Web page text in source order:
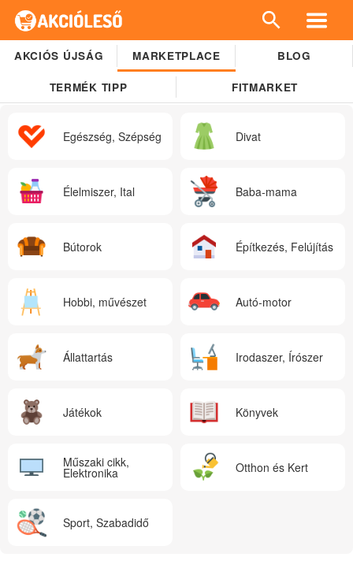
AKCIÓS ÚJSÁG MARKETPLACE BLOG
TERMÉK TIPP FITMARKET
Egészség, Szépség Divat
Élelmiszer, Ital Baba-mama
Bútorok Építkezés, Felújítás
Hobbi, művészet Autó-motor
Állattartás Irodaszer, Írószer
Játékok Könyvek
Műszaki cikk,
Elektronika Otthon és Kert
Sport, Szabadidő